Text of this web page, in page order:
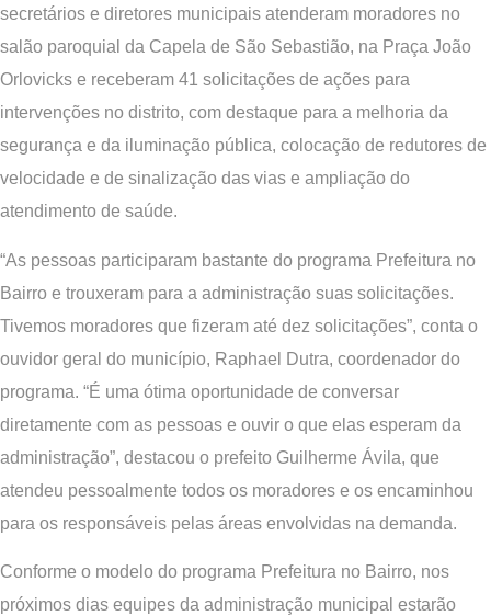
secretários e diretores municipais atenderam moradores no
salão paroquial da Capela de São Sebastião, na Praça João
Orlovicks e receberam 41 solicitações de ações para
intervenções no distrito, com destaque para a melhoria da
segurança e da iluminação pública, colocação de redutores de
velocidade e de sinalização das vias e ampliação do
atendimento de saúde.
“As pessoas participaram bastante do programa Prefeitura no
Bairro e trouxeram para a administração suas solicitações.
Tivemos moradores que fizeram até dez solicitações”, conta o
ouvidor geral do município, Raphael Dutra, coordenador do
programa. “É uma ótima oportunidade de conversar
diretamente com as pessoas e ouvir o que elas esperam da
administração”, destacou o prefeito Guilherme Ávila, que
atendeu pessoalmente todos os moradores e os encaminhou
para os responsáveis pelas áreas envolvidas na demanda.
Conforme o modelo do programa Prefeitura no Bairro, nos
próximos dias equipes da administração municipal estarão